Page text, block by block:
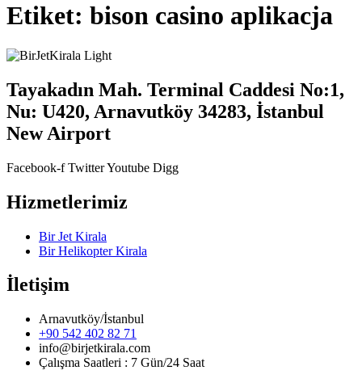
Etiket: bison casino aplikacja
Tayakadın Mah. Terminal Caddesi No:1,
Nu: U420, Arnavutköy 34283, İstanbul
New Airport
Facebook-f TwitterYoutube Digg
Hizmetlerimiz
Bir Jet Kirala
Bir Helikopter Kirala
İletişim
Arnavutköy/İstanbul
+90 542 402 82 71
info@birjetkirala.com
Çalışma Saatleri : 7 Gün/24 Saat